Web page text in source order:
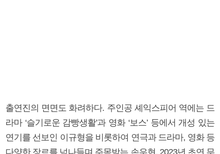
출연진의 면면도 화려하다. 주인공 셰익스피어 역에는 드
라마 ‘슬기로운 감빵생활’과 영화 ‘보스’ 등에서 개성 있는
연기를 선보인 이규형을 비롯하여 연극과 드라마, 영화 등
다양한 장르를 넘나들며 주목받는 손우현, 2023년 초연 무